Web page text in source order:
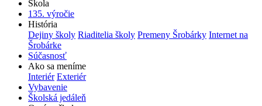
Škola
135. výročie
História
Dejiny školy Riaditelia školy Premeny Šrobárky Internet na
Šrobárke
Súčasnosť
Ako sa meníme
Interiér Exteriér
Vybavenie
Školská jedáleň